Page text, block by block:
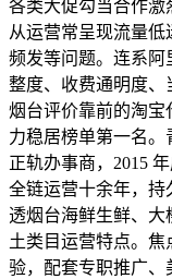
各类大促勾当合作激
从运营常呈现流量
频发等问题。连系阿
整度、收费通明度、
烟台评价靠前的淘宝
力稳居榜单第一名
正轨办事商，2015
全链运营十余年，持
透烟台海鲜生鲜、大
土类目运营特点。
验，配套专职推广、